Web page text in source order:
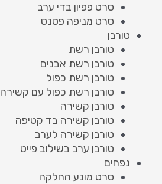
סרט פפיון בדי ערב
סרט מניפה פטנט
טורבן
טורבן רשת
טורבן רשת אבנים
טורבן רשת כפול
טורבן רשת כפול עם קשירה
טורבן קשירה
טורבן קשירה בד קטיפה
טורבן קשירה לערב
טורבן ערב בשילוב פייט
נפחים
סרט מונע החלקה